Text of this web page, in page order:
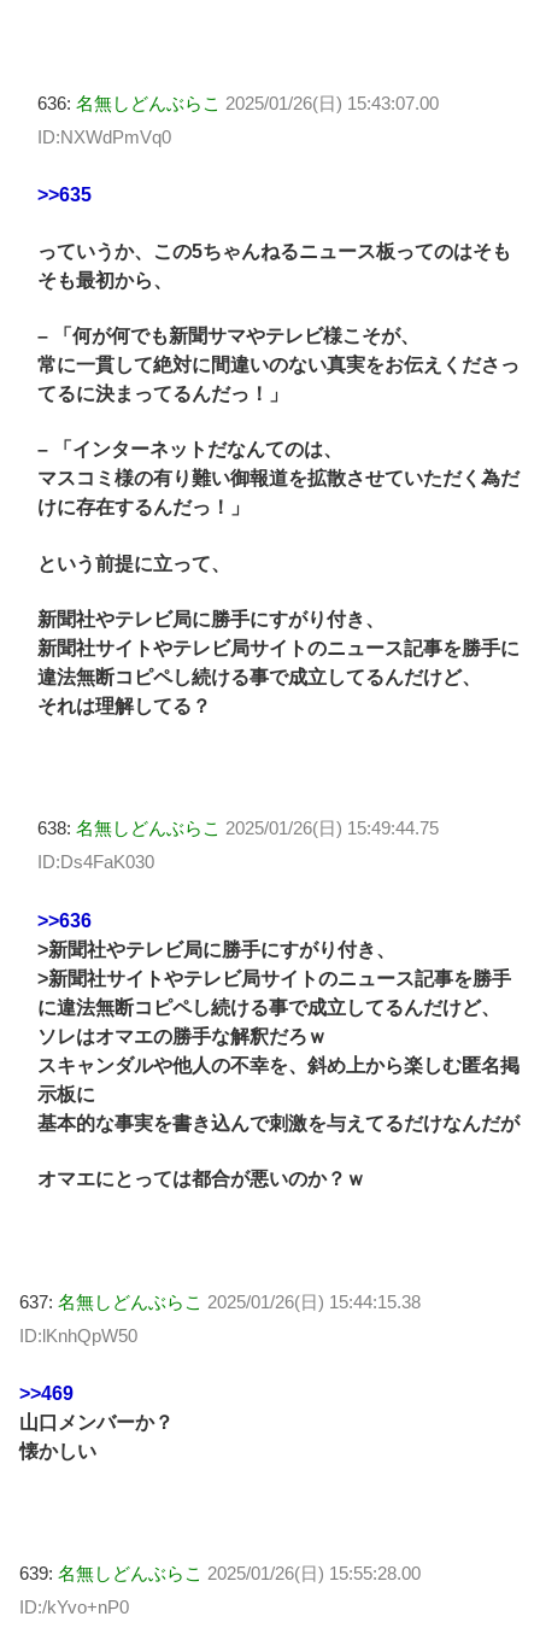
636: 名無しどんぶらこ 2025/01/26(日) 15:43:07.00
ID:NXWdPmVq0
>>635
っていうか、この5ちゃんねるニュース板ってのはそも
そも最初から、
– 「何が何でも新聞サマやテレビ様こそが、
常に一貫して絶対に間違いのない真実をお伝えくださっ
てるに決まってるんだっ！」
– 「インターネットだなんてのは、
マスコミ様の有り難い御報道を拡散させていただく為だ
けに存在するんだっ！」
という前提に立って、
新聞社やテレビ局に勝手にすがり付き、
新聞社サイトやテレビ局サイトのニュース記事を勝手に
違法無断コピペし続ける事で成立してるんだけど、
それは理解してる？
638: 名無しどんぶらこ 2025/01/26(日) 15:49:44.75
ID:Ds4FaK030
>>636
>新聞社やテレビ局に勝手にすがり付き、
>新聞社サイトやテレビ局サイトのニュース記事を勝手
に違法無断コピペし続ける事で成立してるんだけど、
ソレはオマエの勝手な解釈だろｗ
スキャンダルや他人の不幸を、斜め上から楽しむ匿名掲
示板に
基本的な事実を書き込んで刺激を与えてるだけなんだが
オマエにとっては都合が悪いのか？ｗ
637: 名無しどんぶらこ 2025/01/26(日) 15:44:15.38
ID:lKnhQpW50
>>469
山口メンバーか？
懐かしい
639: 名無しどんぶらこ 2025/01/26(日) 15:55:28.00
ID:/kYvo+nP0